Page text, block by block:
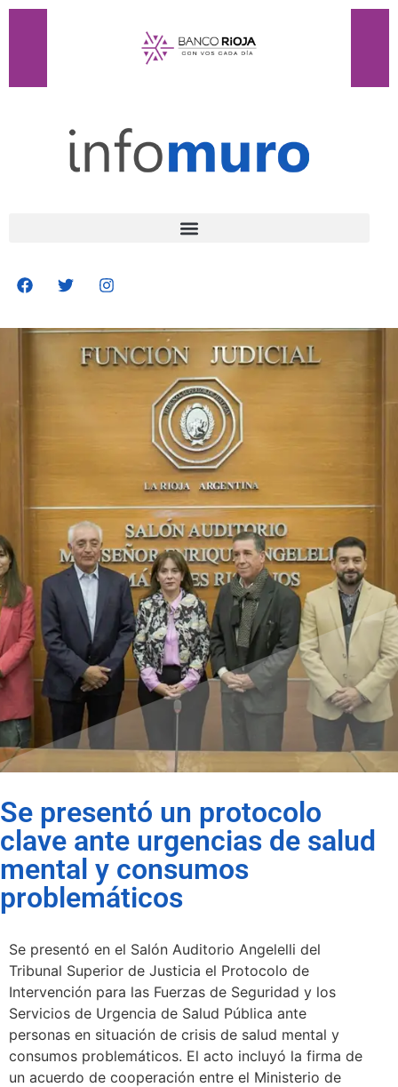
Se presentó un protocolo
clave ante urgencias de salud
mental y consumos
problemáticos
Se presentó en el Salón Auditorio Angelelli del
Tribunal Superior de Justicia el Protocolo de
Intervención para las Fuerzas de Seguridad y los
Servicios de Urgencia de Salud Pública ante
personas en situación de crisis de salud mental y
consumos problemáticos. El acto incluyó la firma de
un acuerdo de cooperación entre el Ministerio de